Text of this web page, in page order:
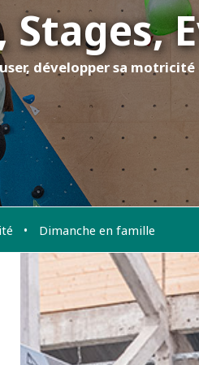
développer sa
Dimanche en famille